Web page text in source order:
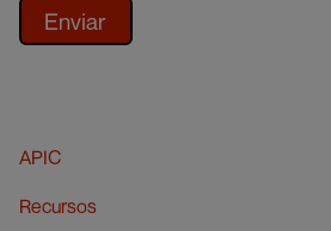
APIC
Recursos